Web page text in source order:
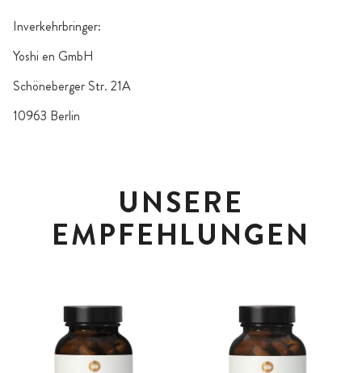
Inverkehrbringer:
Yoshi en GmbH
Schöneberger Str. 21A
10963 Berlin
UNSERE
EMPFEHLUNGEN